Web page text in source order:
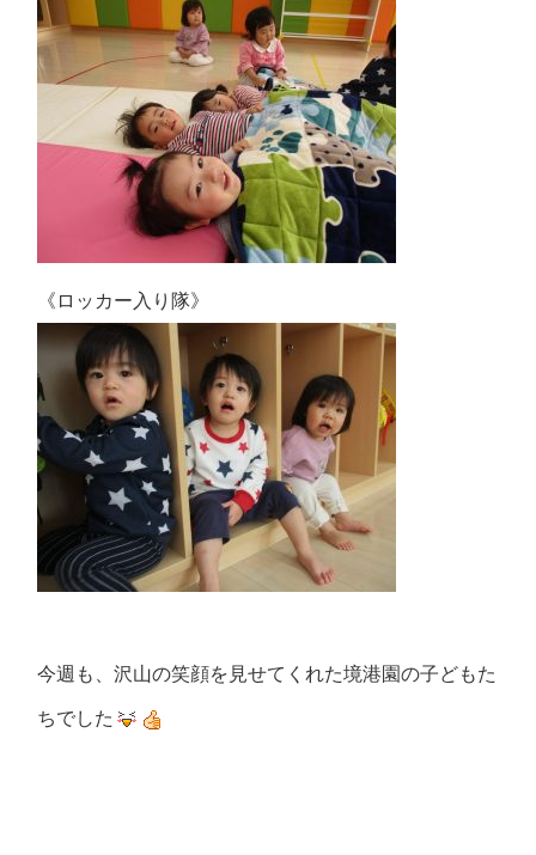
《ロッカー入り隊》
今週も、沢山の笑顔を見せてくれた境港園の子どもた
ちでした